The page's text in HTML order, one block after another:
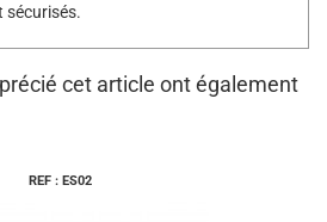
sécurisés.
cet article ont également
REF : ES02